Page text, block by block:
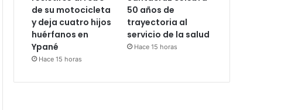
de su motocicleta
y deja cuatro hijos
huérfanos en
Ypané
Hace 15 horas
50 años de
trayectoria al
servicio de la salud
Hace 15 horas